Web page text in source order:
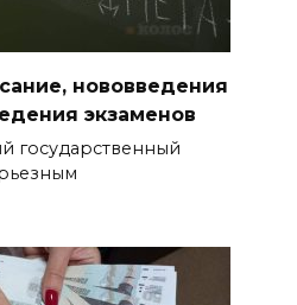
нововведения
экзаменов
государственный